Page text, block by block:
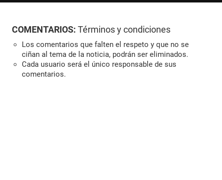
COMENTARIOS: Términos y condiciones
Los comentarios que falten el respeto y que no se
ciñan al tema de la noticia, podrán ser eliminados.
Cada usuario será el único responsable de sus
comentarios.